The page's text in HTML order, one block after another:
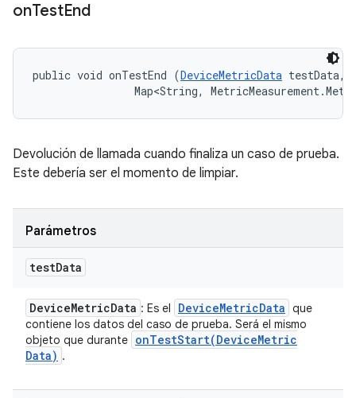
onTestEnd
public void onTestEnd (DeviceMetricData testData,
Map<String,
Devolución de llamada cuando finaliza un caso de prueba.
Este debería ser el momento de limpiar.
Parámetros
testData
DeviceMetricData : Es el DeviceMetricData que
contiene los datos del caso de prueba. Será el mismo
objeto que durante onTestStart(DeviceMetric
Data) .